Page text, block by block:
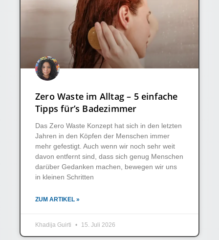
Zero Waste im Alltag – 5 einfache
Tipps für’s Badezimmer
Das Zero Waste Konzept hat sich in den letzten
Jahren in den Köpfen der Menschen immer
mehr gefestigt. Auch wenn wir noch sehr weit
davon entfernt sind, dass sich genug Menschen
darüber Gedanken machen, bewegen wir uns
in kleinen Schritten
ZUM ARTIKEL »
Khadija Guirti 15. Juli 2026